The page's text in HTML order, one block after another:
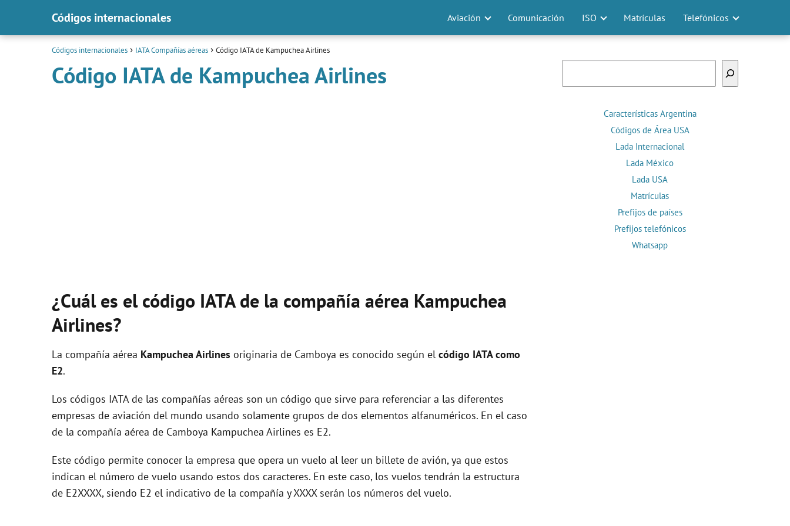
Códigos internacionales Aviación Comunicación ISO Matrículas Telefónicos
Códigos internacionales IATA Compañías aéreas Código IATA de Kampuchea Airlines
Código IATA de Kampuchea Airlines
¿Cuál es el código IATA de la compañía aérea Kampuchea
Airlines?
La compañía aérea Kampuchea Airlines originaria de Camboya es conocido según el código IATA como
E2.
Los códigos IATA de las compañías aéreas son un código que sirve para referenciar a las diferentes
empresas de aviación del mundo usando solamente grupos de dos elementos alfanuméricos. En el caso
de la compañía aérea de Camboya Kampuchea Airlines es E2.
Este código permite conocer la empresa que opera un vuelo al leer un billete de avión, ya que estos
indican el número de vuelo usando estos dos caracteres. En este caso, los vuelos tendrán la estructura
de E2XXXX, siendo E2 el indicativo de la compañía y XXXX serán los números del vuelo.
Características Argentina
Códigos de Área USA
Lada Internacional
Lada México
Lada USA
Matrículas
Prefijos de países
Prefijos telefónicos
Whatsapp